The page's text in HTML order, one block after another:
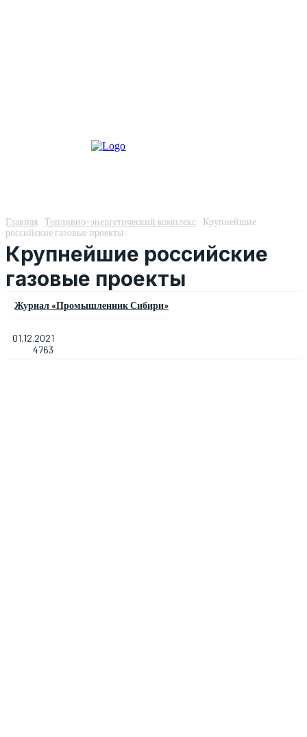
Главная Топливно-энергетический комплекс
Крупнейшие
российские газовые проекты
Крупнейшие российские
газовые проекты
Журнал «Промышленник Сибири»
01.12.2021
4763